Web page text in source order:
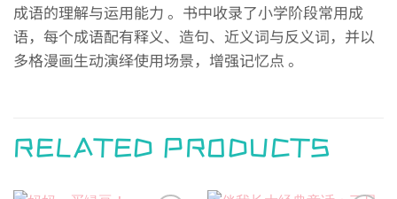
成语的理解与运用能力 。书中收录了小学阶段常用成
语，每个成语配有释义、造句、近义词与反义词，并以
多格漫画生动演绎使用场景，增强记忆点 。
RELATED PRODUCTS